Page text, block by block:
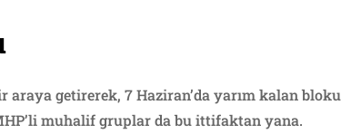
araya getirerek, 7 Haziran’da yarım kalan bloku
muhalif gruplar da bu ittifaktan yana.